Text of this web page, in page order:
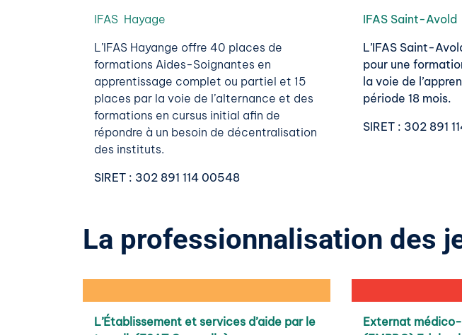
IFAS Hayage
L’IFAS Hayange offre 40 places de
formations Aides-Soignantes en
apprentissage complet ou partiel et 15
places par la voie de l’alternance et des
formations en cursus initial afin de
répondre à un besoin de décentralisation
des instituts.
SIRET : 302 891 114 00548
IFAS Saint-Avold
L’IFAS Saint-
pour une
la voie de
période 18 mois.
SIRET : 302 891
La professionnalisation des
L’Établissement et services d’aide par le
Externat médico-